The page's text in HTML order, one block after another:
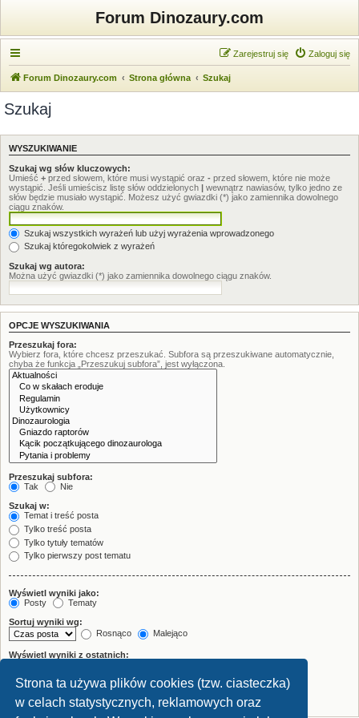
Strona ta używa plików cookies (tzw. ciasteczka)
w celach statystycznych, reklamowych oraz
Forum Dinozaury.com
Zaloguj się
Zarejestruj się
Forum Dinozaury.com Strona główna Szukaj
Szukaj
WYSZUKIWANIE
Szukaj wg słów kluczowych:
Umieść + przed słowem, które musi wystąpić oraz - przed słowem, które nie może
wystąpić. Jeśli umieścisz listę słów oddzielonych | wewnątrz nawiasów, tylko jedno ze
słów będzie musiało wystąpić. Możesz użyć gwiazdki (*) jako zamiennika dowolnego
ciągu znaków.
Szukaj wszystkich wyrażeń lub użyj wyrażenia wprowadzonego
Szukaj któregokolwiek z wyrażeń
Szukaj wg autora:
Można użyć gwiazdki (*) jako zamiennika dowolnego ciągu znaków.
OPCJE WYSZUKIWANIA
Przeszukaj fora:
Wybierz fora, które chcesz przeszukać. Subfora są przeszukiwane automatycznie,
chyba że funkcja „Przeszukuj subfora”, jest wyłączona.
Przeszukaj subfora:
Tak
Nie
Szukaj w:
Temat i treść posta
Tylko treść posta
Tylko tytuły tematów
Tylko pierwszy post tematu
Wyświetl wyniki jako:
Posty
Tematy
Sortuj wyniki wg:
Rosnąco
Malejąco
Wyświetl wyniki z ostatnich:
Wyświetl pierwsze:
znaków w poście